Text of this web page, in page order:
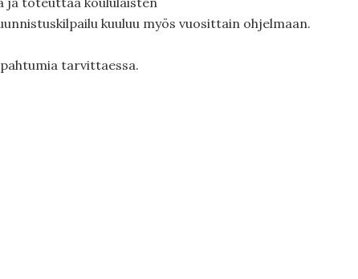
kuuluu myös vuosittain ohjelmaan.
tarvittaessa.